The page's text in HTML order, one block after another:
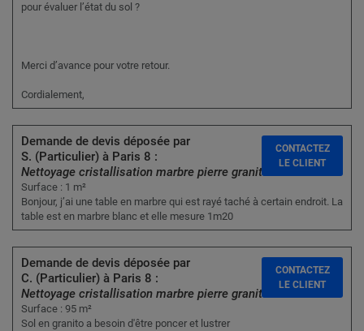
pour évaluer l’état du sol ?
Merci d’avance pour votre retour.
Cordialement,
Demande de devis déposée par
S. (Particulier) à Paris 8 :
Nettoyage cristallisation marbre pierre granit
Surface : 1 m²
Bonjour, j’ai une table en marbre qui est rayé taché à certain endroit. La
table est en marbre blanc et elle mesure 1m20
CONTACTEZ
LE CLIENT
Demande de devis déposée par
C. (Particulier) à Paris 8 :
Nettoyage cristallisation marbre pierre granit
Surface : 95 m²
Sol en granito a besoin d'être poncer et lustrer
CONTACTEZ
LE CLIENT